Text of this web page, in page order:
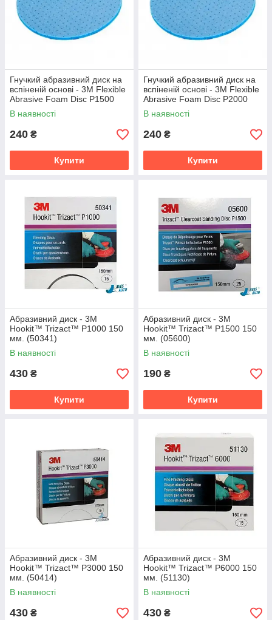
Гнучкий абразивний диск на
вспіненій основі - 3M Flexible
Abrasive Foam Disc Р1500
150 мм. (33543)
В наявності
240 ₴
Купити
Гнучкий абразивний диск на
вспіненій основі - 3М Flexible
Abrasive Foam Disc Р2000
150 мм. (33544)
В наявності
240 ₴
Купити
Абразивний диск - 3M
Hookit™ Trizact™ P1000 150
мм. (50341)
В наявності
430 ₴
Купити
Абразивний диск - 3M
Hookit™ Trizact™ P1500 150
мм. (05600)
В наявності
190 ₴
Купити
Абразивний диск - 3M
Hookit™ Trizact™ P3000 150
мм. (50414)
В наявності
430 ₴
Абразивний диск - 3M
Hookit™ Trizact™ P6000 150
мм. (51130)
В наявності
430 ₴